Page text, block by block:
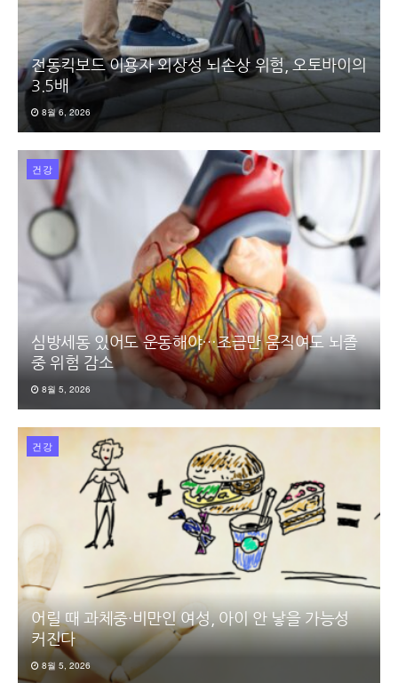
전동킥보드 이용자 외상성 뇌손상 위험, 오토바이의
3.5배
8월 6, 2026
건강
심방세동 있어도 운동해야…조금만 움직여도 뇌졸
중 위험 감소
8월 5, 2026
건강
어릴 때 과체중·비만인 여성, 아이 안 낳을 가능성
커진다
8월 5, 2026